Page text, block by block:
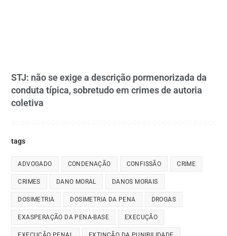
STJ: não se exige a descrição pormenorizada da
conduta típica, sobretudo em crimes de autoria
coletiva
tags
ADVOGADO CONDENAÇÃO CONFISSÃO CRIME
CRIMES DANO MORAL DANOS MORAIS
DOSIMETRIA DOSIMETRIA DA PENA DROGAS
EXASPERAÇÃO DA PENA-BASE EXECUÇÃO